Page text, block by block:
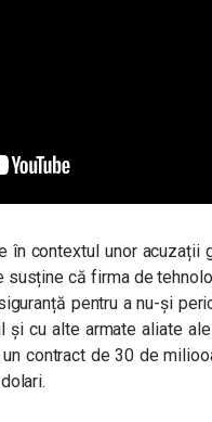
în contextul unor acuzații
susține că firma de
pentru a nu-și
și cu alte armate aliate
contract de 30 de